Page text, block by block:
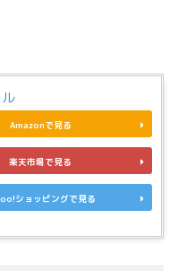
Amazonで見る
楽天市場で見る
ショッピングで見る